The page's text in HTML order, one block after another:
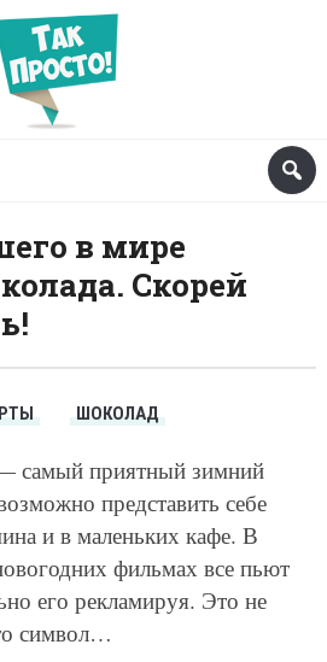
в мире
Скорей
ШОКОЛАД
самый приятный зимний
представить себе
и в маленьких кафе. В
фильмах все пьют
его рекламируя. Это не
символ…